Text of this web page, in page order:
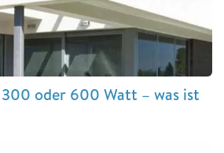
oder 600 Watt – was ist